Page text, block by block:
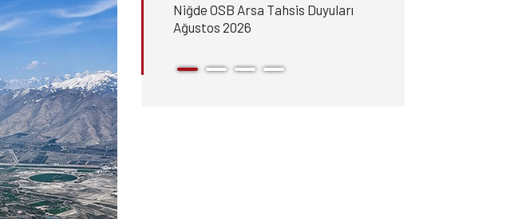
ARSA TAHSİSİ
PARSELLERE İLİŞKİN
Niğde OSB Arsa Tahsis Duyuları
Ağustos 2026